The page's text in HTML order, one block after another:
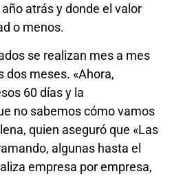
atrás y donde el valor
o menos.
se realizan mes a mes
dos meses. «Ahora,
60 días y la
no sabemos cómo vamos
quien aseguró que «Las
algunas hasta el
empresa por empresa,